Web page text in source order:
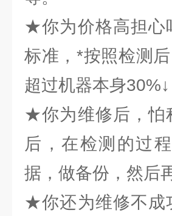
★你为价格高担心
标准，*按照检测
超过机器本身
★你为维修后，怕
后，在检测的过
据，做备份，然后
★你还为维修不成